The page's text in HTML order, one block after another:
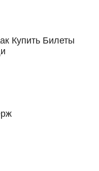
Купить Билеты